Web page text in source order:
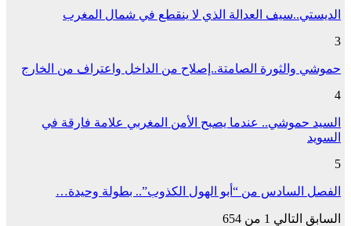
الديستي..سيف العدالة الذي لا ينقطع في شمال المغرب
3
حموشي والثورة الصامتة..إصلاح من الداخل واعتراف من الخارج
4
السيد حموشي.. عندما يصبح الأمن المغربي علامة فارقة في
السويد
5
الفصل السادس من “أبو الهول الكذوب”.. بطولة وحيدة…
السابق التالي 1 من 654